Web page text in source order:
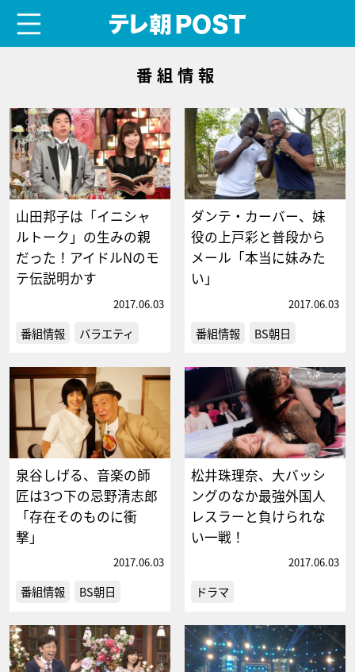
番組情報
山田邦子は「イニシャ
ルトーク」の生みの親
だった！アイドルNのモ
テ伝説明かす
2017.06.03
番組情報 バラエティ
ダンテ・カーバー、妹
役の上戸彩と普段から
メール「本当に妹みた
い」
2017.06.03
番組情報 BS朝日
泉谷しげる、音楽の師
匠は3つ下の忌野清志郎
「存在そのものに衝
撃」
2017.06.03
番組情報 BS朝日
松井珠理奈、大バッシ
ングのなか最強外国人
レスラーと負けられな
い一戦！
2017.06.03
ドラマ